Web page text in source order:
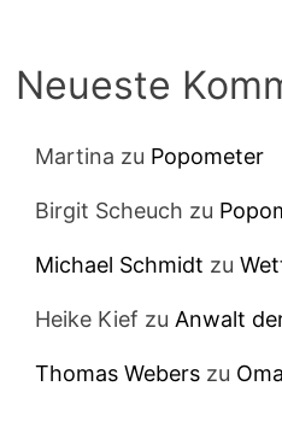
Neueste
Martina zu Popometer
Birgit Scheuch zu
Michael Schmidt zu
Heike Kief zu Anwalt
Thomas Webers zu